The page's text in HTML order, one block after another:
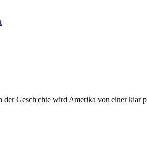
Geschichte wird Amerika von einer klar